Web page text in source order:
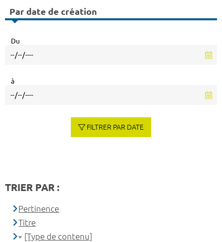
Par date de création
Du
à
FILTRER PAR DATE
TRIER PAR :
Pertinence
Titre
[Type de contenu]